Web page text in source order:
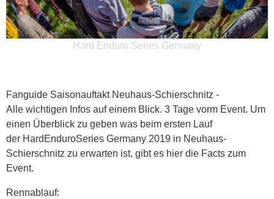
Hard Enduro Series Germany
Fanguide Saisonauftakt Neuhaus-Schierschnitz -
Alle wichtigen Infos auf einem Blick. 3 Tage vorm Event. Um
einen Überblick zu geben was beim ersten Lauf
der HardEnduroSeries Germany 2019 in Neuhaus-
Schierschnitz zu erwarten ist, gibt es hier die Facts zum
Event.
Rennablauf: